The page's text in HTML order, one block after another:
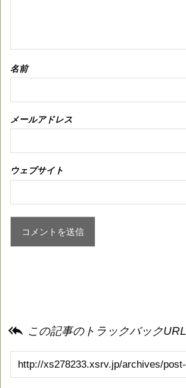
名前
メールアドレス
ウェブサイト
 この記事のトラックバックURL